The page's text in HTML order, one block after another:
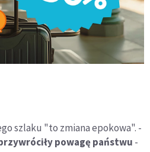
szlaku "to zmiana epokowa". -
powagę państwu -